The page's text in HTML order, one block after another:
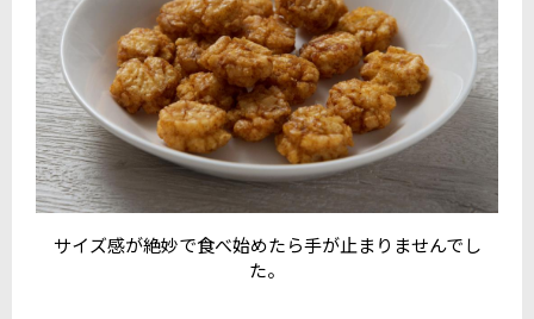
サイズ感が絶妙で食べ始めたら手が止まりませんでし
た。